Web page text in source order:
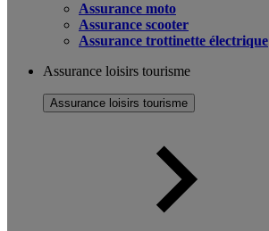
Assurance moto
Assurance scooter
Assurance trottinette électrique
Assurance loisirs tourisme
Assurance loisirs tourisme